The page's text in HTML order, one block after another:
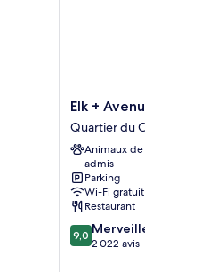
Elk
+
Avenue
Hotel
Quartier
du
Centre-
ville
Elk + Avenue Hotel
Quartier du Centre-ville
Animaux de compagnie
admis
Parking
Wi-Fi gratuit
Restaurant
9.0
sur
9,0 Merveilleux
2 022 avis